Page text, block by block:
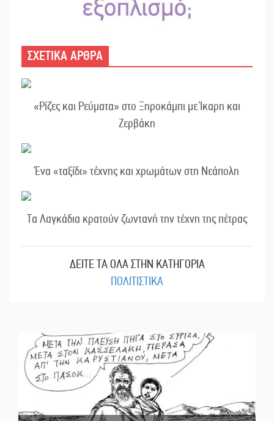
ΣΧΕΤΙΚΑ ΑΡΘΡΑ
«Ρίζες και Ρεύματα» στο Ξηροκάμπι με Ίκαρη και
Ζερβάκη
Ένα «ταξίδι» τέχνης και χρωμάτων στη Νεάπολη
Τα Λαγκάδια κρατούν ζωντανή την τέχνη της πέτρας
ΔΕΙΤΕ ΤΑ ΟΛΑ ΣΤΗΝ ΚΑΤΗΓΟΡΙΑ
ΠΟΛΙΤΙΣΤΙΚΑ